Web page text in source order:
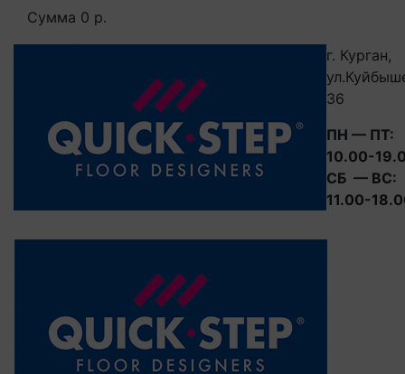
Сумма 0 р.
г. Курган,
36
ПН — ПТ:
10.00-
СБ — ВС:
11.00-